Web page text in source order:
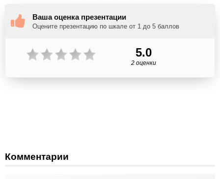
Ваша оценка презентации
Оцените презентацию по шкале от 1 до 5 баллов
5.0
2 оценки
Комментарии